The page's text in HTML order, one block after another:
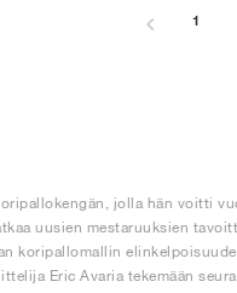
1
jolla hän voitti
uusien mestaruuksien
koripallomallin
Eric Avaria tekemään